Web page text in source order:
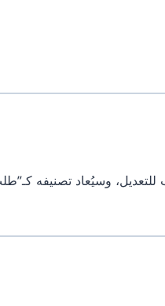
للتعديل، وسيُعاد تصنيفه